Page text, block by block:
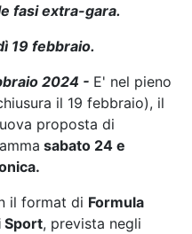
fasi extra-gara.
19 febbraio.
2024 - E' nel pieno
il 19 febbraio), il
proposta di
sabato 24 e
il format di Formula
Sport, prevista negli